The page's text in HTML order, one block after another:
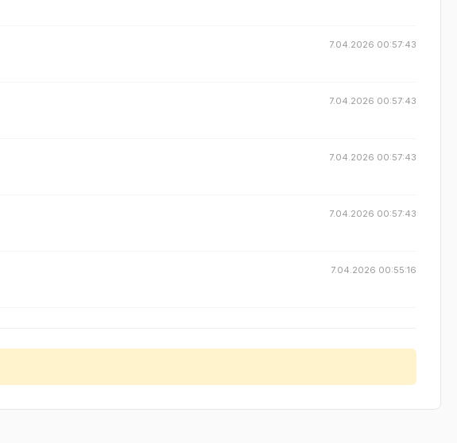
7.04.2026 00:57:43
7.04.2026 00:57:43
7.04.2026 00:57:43
7.04.2026 00:57:43
7.04.2026 00:55:16